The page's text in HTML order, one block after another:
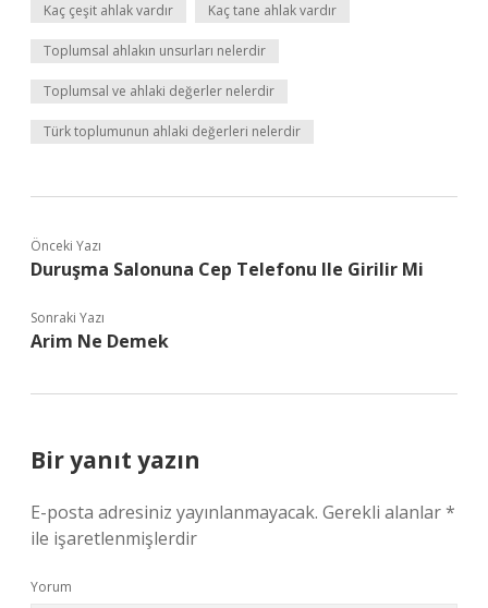
Kaç çeşit ahlak vardır Kaç tane ahlak vardır
Toplumsal ahlakın unsurları nelerdir
Toplumsal ve ahlaki değerler nelerdir
Türk toplumunun ahlaki değerleri nelerdir
Önceki Yazı
Duruşma Salonuna Cep Telefonu Ile Girilir Mi
Sonraki Yazı
Arim Ne Demek
Bir yanıt yazın
E-posta adresiniz yayınlanmayacak. Gerekli alanlar*
ile işaretlenmişlerdir
Yorum